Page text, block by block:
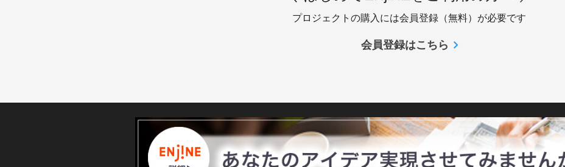
プロジェクトの購入には会員登録（無料）が必要です
会員登録はこちら